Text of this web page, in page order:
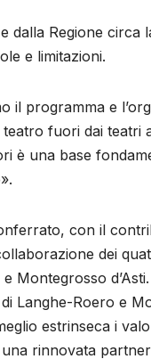
dalla Regione circa
e limitazioni.
il programma e
fuori dai teatri
è una base
con il
dei
Montegrosso
Langhe-Roero e
estrinseca i
rinnovata